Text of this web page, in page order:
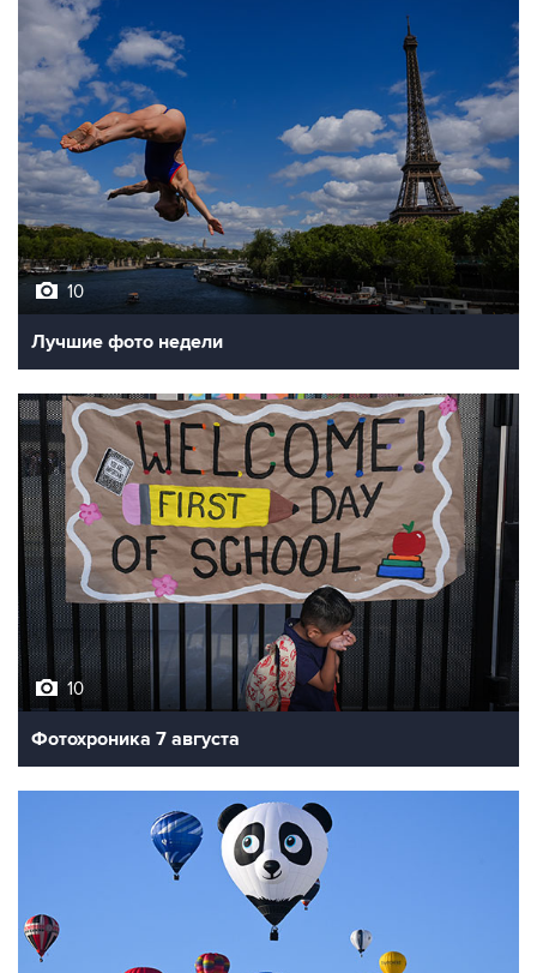
10
Лучшие фото недели
10
Фотохроника 7 августа